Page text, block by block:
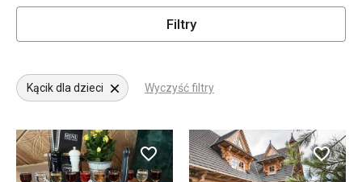
Filtry
Kącik dla dzieci Wyczyść filtry